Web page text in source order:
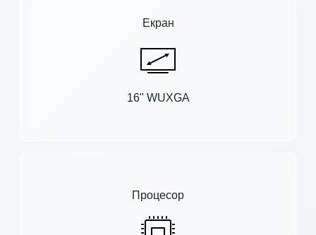
Екран
16" WUXGA
Процесор